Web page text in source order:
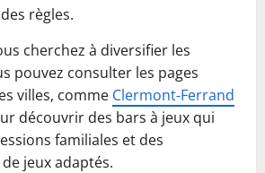
règles.
cherchez à diversifier les
pouvez consulter les pages
villes, comme Clermont‑Ferrand
découvrir des bars à jeux qui
familiales et des
jeux adaptés.